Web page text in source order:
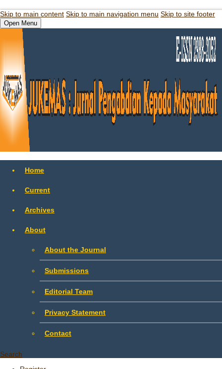
Skip to main content Skip to main navigation menu Skip to site footer
Open Menu
Home
Current
Archives
About
About the Journal
Submissions
Editorial Team
Privacy Statement
Contact
Search